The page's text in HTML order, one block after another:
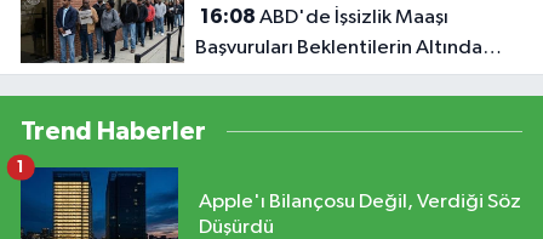
16:08
Başvuruları Beklentilerin Altında
Kaldı
Trend Haberler
Apple'ı Bilançosu Değil, Verdiği Söz
Düşürdü
1